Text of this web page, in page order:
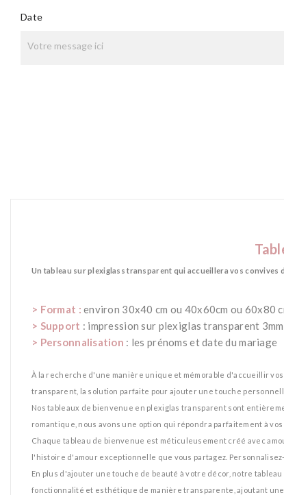
Date
Un tableau sur plexiglass transparent qui accueillera vos convives
> Format : environ 30x40 cm ou 40x60cm ou 60x80
> Support : impression sur plexiglas transparent
> Personnalisation : les prénoms et date du mariage
À la recherche d'une manière unique et mémorable d'accueillir
transparent, la solution parfaite pour ajouter une touche
Nos tableaux de bienvenue en plexiglas transparent sont
romantique, nous avons une option qui répondra parfaitement à vos
Chaque tableau de bienvenue est méticuleusement créé avec
l'histoire d'amour exceptionnelle que vous partagez.
En plus d'ajouter une touche de beauté à votre décor, notre
fonctionnalité et esthétique de manière transparente, ajoutant